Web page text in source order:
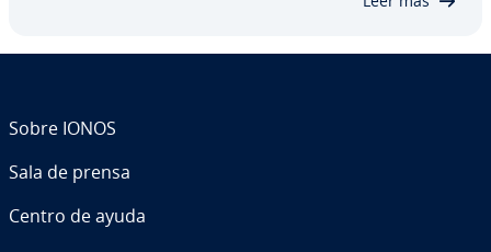
Sobre IONOS
Sala de prensa
Centro de ayuda